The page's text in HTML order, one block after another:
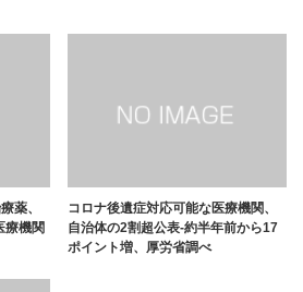
薬、
療機関
コロナ後遺症対応可能な医療機関、
自治体の2割超公表-約半年前から17
ポイント増、厚労省調べ